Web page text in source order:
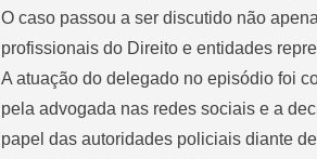
O caso passou a ser discutido não
profissionais do Direito e entidades
A atuação do delegado no episódio foi
pela advogada nas redes sociais e a
papel das autoridades policiais diante